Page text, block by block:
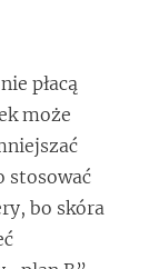
płacą
może
stosować
bo skóra